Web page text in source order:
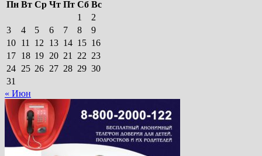
Пн Вт Ср Чт Пт Сб Вс
1
2
3
4 5 6 7 8
9
10 11 12 13 14 15 16
17 18 19 20 21 22 23
24 25 26 27 28 29 30
31
« Июн